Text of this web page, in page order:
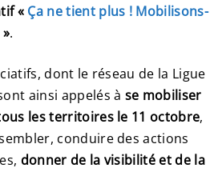
« Ça ne tient plus ! Mobilisons-
».
dont le réseau de la Ligue
ainsi appelés à se mobiliser
les territoires le 11 octobre,
conduire des actions
donner de la visibilité et de la